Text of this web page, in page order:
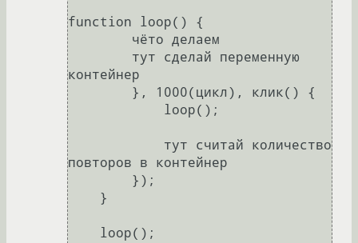
function loop() {
контейнер
повторов в контейнер